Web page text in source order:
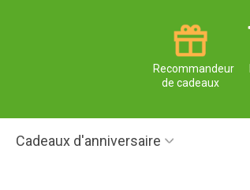
Recommandeur
de cadeaux
Cadeaux d'anniversaire